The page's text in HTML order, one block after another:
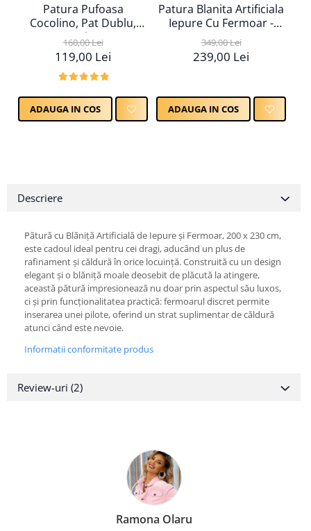
Patura Pufoasa
Cocolino, Pat Dublu,
Textura Reiata, Crem
160,00 Lei
119,00 Lei
ADAUGA IN COS
Patura Blanita Artificiala
Iepure Cu Fermoar -
Turcoaz
349,00 Lei
239,00 Lei
ADAUGA IN COS
Descriere
Pătură cu Blăniță Artificială de Iepure și Fermoar, 200 x 230 cm,
este cadoul ideal pentru cei dragi, aducând un plus de
rafinament și căldură în orice locuință. Construită cu un design
elegant și o blăniță moale deosebit de plăcută la atingere,
această pătură impresionează nu doar prin aspectul său luxos,
ci și prin funcționalitatea practică: fermoarul discret permite
inserarea unei pilote, oferind un strat suplimentar de căldură
atunci când este nevoie.
Informatii conformitate produs
Review-uri (2)
Ramona Olaru